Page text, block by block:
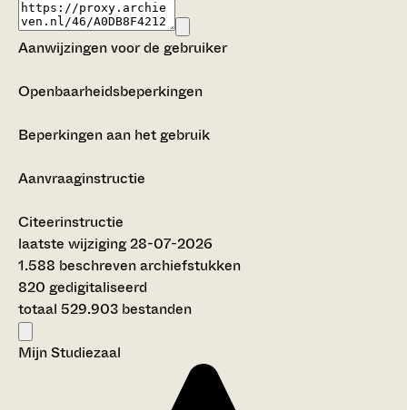
Aanwijzingen voor de gebruiker
Openbaarheidsbeperkingen
Beperkingen aan het gebruik
Aanvraaginstructie
Citeerinstructie
laatste wijziging 28-07-2026
1.588 beschreven archiefstukken
820 gedigitaliseerd
totaal 529.903 bestanden
Mijn Studiezaal